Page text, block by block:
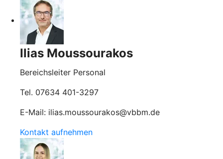
Ilias Moussourakos
Bereichsleiter Personal
Tel. 07634 401-3297
E-Mail: ilias.moussourakos@vbbm.de
Kontakt aufnehmen